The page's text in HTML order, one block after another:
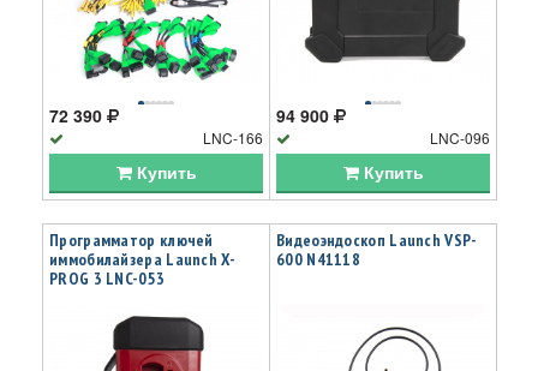
72 390
LNC-166
Купить
94 900
LNC-096
Купить
Программатор ключей
иммобилайзера Launch X-
PROG 3 LNC-053
Видеоэндоскоп Launch VSP-
600 N41118